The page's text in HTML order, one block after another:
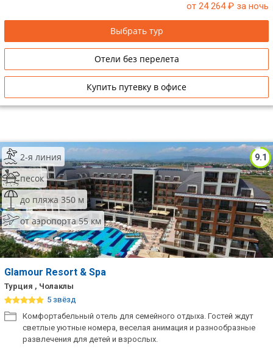
от 24 264₽ за ночь
Выбрать тур
Отели без перелета
Купить путевку в офисе
9.1
2-я линия
песок
до пляжа 350 м
от аэропорта 55 км
Glamour Resort & Spa
Турция , Чолаклы
5 звёзд
Комфортабельный отель для семейного отдыха. Гостей ждут
светлые уютные номера, веселая анимация и разнообразные
развлечения для детей и взрослых.